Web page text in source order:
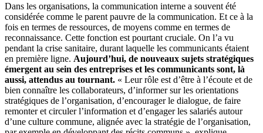
Dans les organisations, la communication interne a souvent été
considérée comme le parent pauvre de la communication. Et ce à la
fois en termes de ressources, de moyens comme en termes de
reconnaissance. Cette fonction est pourtant cruciale. On l’a vu
pendant la crise sanitaire, durant laquelle les communicants étaient
en première ligne. Aujourd’hui, de nouveaux sujets stratégiques
émergent au sein des entreprises et les communicants sont, là
aussi, attendus au tournant. « Leur rôle est d’être à l’écoute et de
bien connaître les collaborateurs, d’informer sur les orientations
stratégiques de l’organisation, d’encourager le dialogue, de faire
remonter et circuler l’information et d’engager les salariés autour
d’une culture commune, alignée avec la stratégie de l’organisation,